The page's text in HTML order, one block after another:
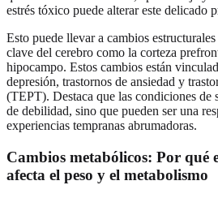
estrés tóxico puede alterar este delicado
Esto puede llevar a cambios
clave del cerebro como la corteza
hipocampo. Estos cambios están
depresión, trastornos de ansiedad y
(TEPT). Destaca que las condiciones de
de debilidad, sino que pueden ser una
experiencias tempranas abrumadoras.
Cambios metabólicos: Por
afecta el peso y el metabolismo